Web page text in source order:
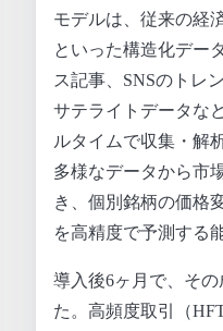
モデルは、従来の経
といった構造化デー
ス記事、SNSのトレ
サテライトデータな
ルタイムで収集・解
多様なデータから市
き、個別銘柄の価格
を高精度で予測する
導入後6ヶ月で、そ
た。高頻度取引（